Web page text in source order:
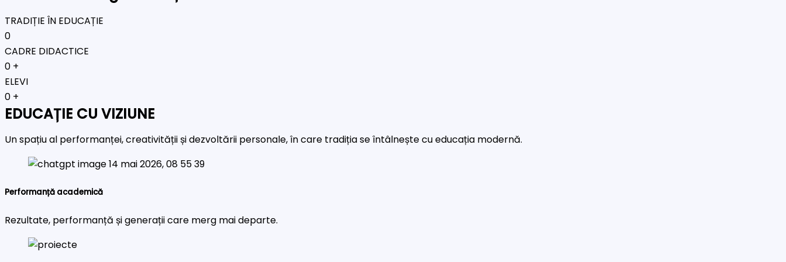
TRADIȚIE ÎN EDUCAȚIE
0
CADRE DIDACTICE
0 +
ELEVI
0 +
EDUCAȚIE CU VIZIUNE
Un spațiu al performanței, creativității și dezvoltării personale, în care tradiția se întâlnește cu educația modernă.
Performanță academică
Rezultate, performanță și generații care merg mai departe.